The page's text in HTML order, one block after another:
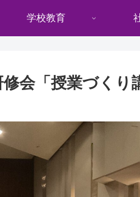
学校教育
会「授業づくり